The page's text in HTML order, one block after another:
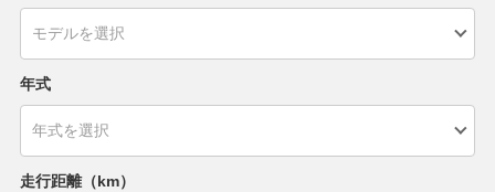
年式
走行距離（km）